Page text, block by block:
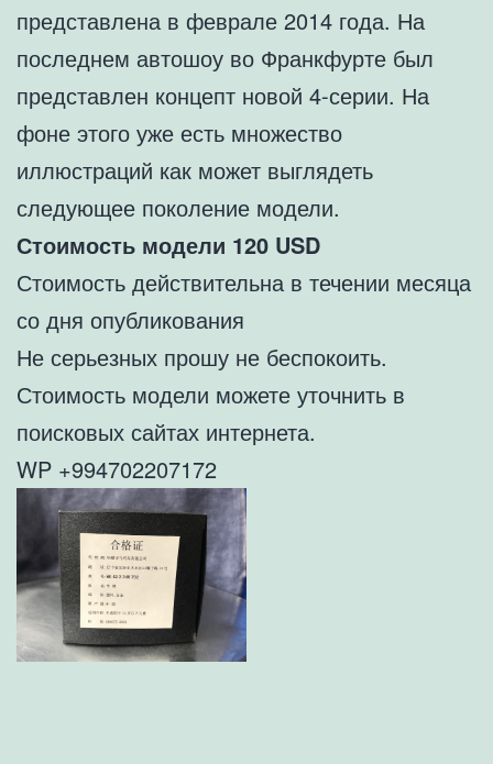
представлена в феврале 2014 года. На
последнем автошоу во Франкфурте был
представлен концепт новой 4-серии. На
фоне этого уже есть множество
иллюстраций как может выглядеть
следующее поколение модели.
Стоимость модели 120 USD
Стоимость действительна в течении месяца
со дня опубликования
Не серьезных прошу не беспокоить.
Стоимость модели можете уточнить в
поисковых сайтах интернета.
WP +994702207172